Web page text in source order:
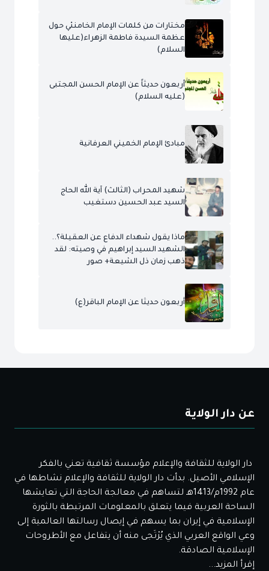
مختارات من كلمات الإمام الخامنئي حول
عظمة السيدة فاطمة الزهراء(عليها
السلام)
أربعون حديثاً عن الإمام الحسن المجتبى
(عليه السلام)
مبادئ الإمام الخميني العرفانية
شهيد المحراب (الثالث) آية الله الحاج
السيد عبد الحسين دستغيب
ماذا يقول شهداء الدفاع عن العقيلة؟..
الشهيد السيد إبراهيم في وصيته: لقد
ذهب زمان ذل الشيعة+ صور
أربعون حديثا عن الإمام الباقر(ع)
عن دار الولاية
دار الولاية للثقافة والإعلام مؤسسة ثقافية تعني بالفكر
الإسلامي الأصيل. بدأت دار الولاية للثقافة والإعلام نشاطها في
عام 1992م/1413هـ لتساهم في معالجة الحاجة التي تعايشها
الساحة العربية فيما يتعلق بالمعلومات المرتبطة بالثورة
الإسلامية في إيران بما يسهم في إيصال رسالتها العالمية إلى
وعي الواقع العربي الذي يُرْتَجى منه أن يتفاعل مع الأطروحات
الإسلامية الصادقة.
إقرأ المزيد...